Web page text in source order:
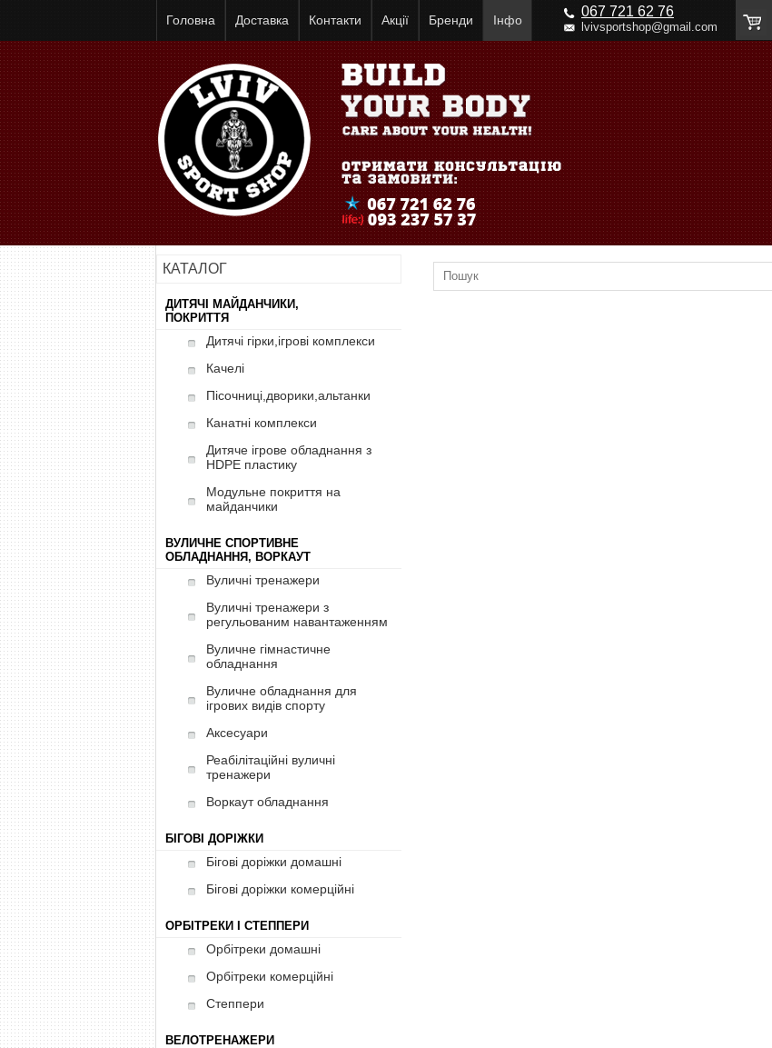
Головна Доставка Контакти Акції Бренди Інфо
067 721 62 76
lvivsportshop@gmail.com
КАТАЛОГ
ДИТЯЧІ МАЙДАНЧИКИ,
ПОКРИТТЯ
Дитячі гірки,ігрові комплекси
Качелі
Пісочниці,дворики,альтанки
Канатні комплекси
Дитяче ігрове обладнання з
HDPE пластику
Модульне покриття на
майданчики
ВУЛИЧНЕ СПОРТИВНЕ
ОБЛАДНАННЯ, ВОРКАУТ
Вуличні тренажери
Вуличні тренажери з
регульованим навантаженням
Вуличне гімнастичне
обладнання
Вуличне обладнання для
ігрових видів спорту
Аксесуари
Реабілітаційні вуличні
тренажери
Воркаут обладнання
БІГОВІ ДОРІЖКИ
Бігові доріжки домашні
Бігові доріжки комерційні
ОРБІТРЕКИ І СТЕППЕРИ
Орбітреки домашні
Орбітреки комерційні
Степпери
ВЕЛОТРЕНАЖЕРИ